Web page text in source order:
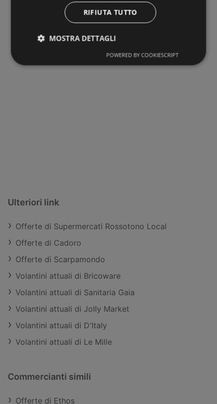
Ulteriori link
Offerte di Supermercati Rossotono Local
Offerte di Cadoro
Offerte di Scarpamondo
Volantini attuali di Bricoware
Volantini attuali di Sanitaria Gaia
Volantini attuali di Jolly Market
Volantini attuali di D'Italy
Volantini attuali di Le Mille
Commercianti simili
Offerte di Ethos
RIFIUTA TUTTO
MOSTRA DETTAGLI
POWERED BY COOKIESCRIPT